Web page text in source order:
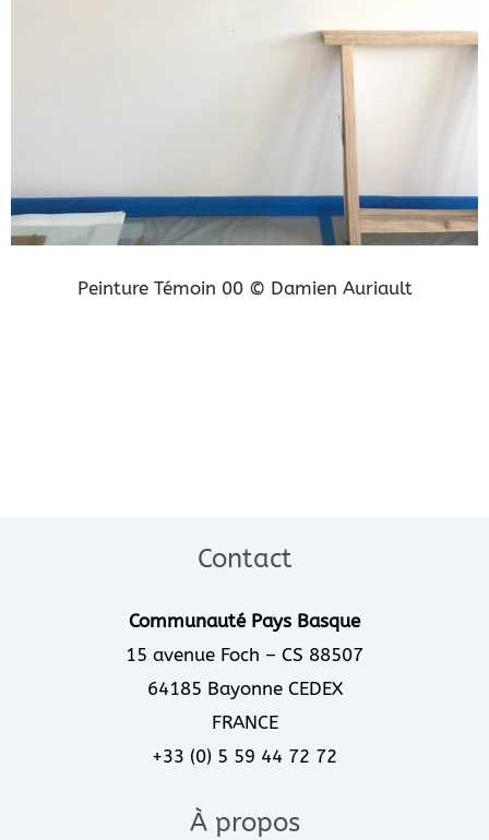
Peinture Témoin 00 © Damien Auriault
Contact
Communauté Pays Basque
15 avenue Foch – CS 88507
64185 Bayonne CEDEX
FRANCE
+33 (0) 5 59 44 72 72
À propos